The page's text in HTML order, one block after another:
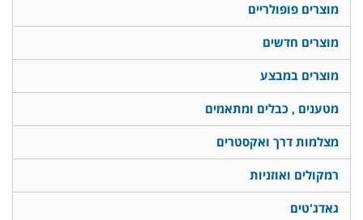
מוצרים פופולריים
מוצרים חדשים
מוצרים במבצע
מטענים , כבלים ומתאמים
מצלמות דרך ואקסטרים
רמקולים ואוזניות
גאדג'טים